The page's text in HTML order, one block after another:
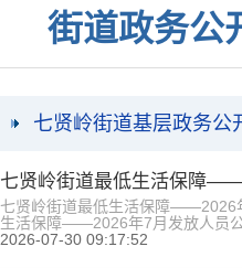
街道政务公
七贤岭街道基层政务公
七贤岭街道最低生活保障
七贤岭街道最低生活保障——2026
生活保障——2026年7月发放人员公
2026-07-30 09:17:52